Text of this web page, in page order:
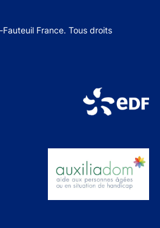
France. Tous droits